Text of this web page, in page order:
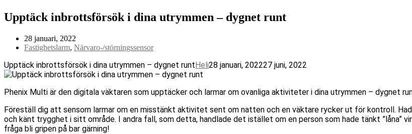
Upptäck inbrottsförsök i dina utrymmen – dygnet runt
28 januari, 2022
Fastighetslarm, Närvaro-/störningssensor
Upptäck inbrottsförsök i dina utrymmen – dygnet runtHeli28 januari, 202227 juni, 2022
Phenix Multi är den digitala väktaren som upptäcker och larmar om ovanliga aktiviteter i dina utrymmen – dygnet
Föreställ dig att sensorn larmar om en misstänkt aktivitet sent om natten och en väktare rycker ut för kontroll.
och känt trygghet i sitt område. I andra fall, som detta, handlade det istället om en person som hade tänkt ”låna”
fråga bli gripen på bar gärning!